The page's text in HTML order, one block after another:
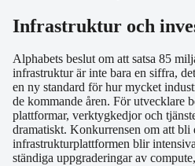
Infrastruktur och
Alphabets beslut om att satsa 85
infrastruktur är inte bara en siffra,
en ny standard för hur mycket
de kommande åren. För utvecklare
plattformar, verktygkedjor och
dramatiskt. Konkurrensen om att bli
infrastrukturplattformen blir
ständiga uppgraderingar av